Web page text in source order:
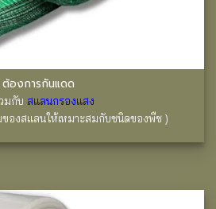
ต้องการกันแดด
มกับ สแลนกรองแสง
ของสแลนให้เหมาะสมกับชนิดของพืช )